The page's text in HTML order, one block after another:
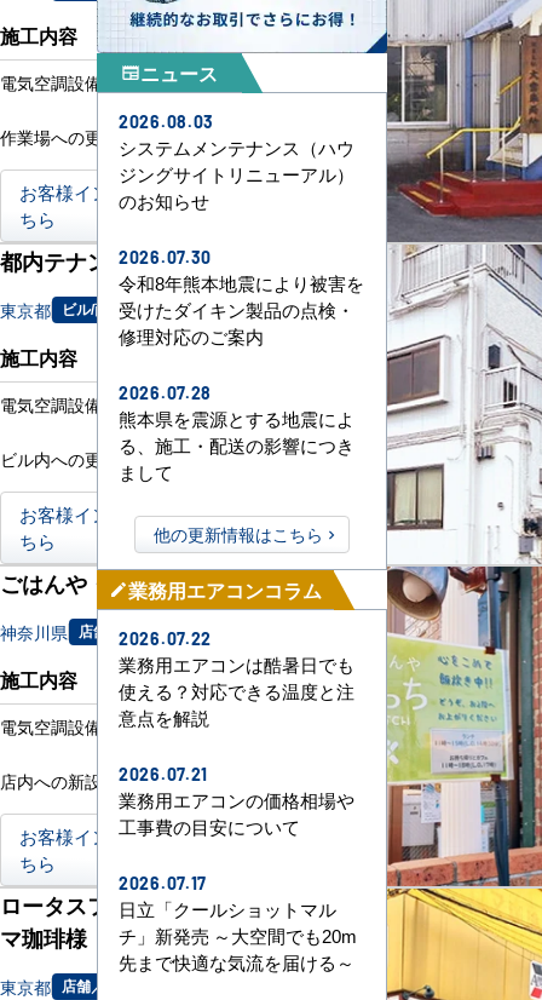
施工内容
電気空調設備更新工事
作業場への更新工事
お客様インタビューはこ
ちら
都内テナントビル様
東京都 ビル/商業施設
施工内容
電気空調設備更新工事
ビル内への更新工事
お客様インタビューはこ
ちら
ごはんや・はっち様
神奈川県 店舗／飲食店
施工内容
電気空調設備新設工事
店内への新設工事
お客様インタビューはこ
ちら
ロータスフィールド アロ
マ珈琲様
東京都 店舗／飲食店
newspaperニュース
2026.08.03
システムメンテナンス（ハウ
ジングサイトリニューアル）
のお知らせ
2026.07.30
令和8年熊本地震により被害を
受けたダイキン製品の点検・
修理対応のご案内
2026.07.28
熊本県を震源とする地震によ
る、施工・配送の影響につき
まして
他の更新情報はこちら
mode_edit業務用エアコンコラム
2026.07.22
業務用エアコンは酷暑日でも
使える？対応できる温度と注
意点を解説
2026.07.21
業務用エアコンの価格相場や
工事費の目安について
2026.07.17
日立「クールショットマル
チ」新発売 ～大空間でも20m
先まで快適な気流を届ける～